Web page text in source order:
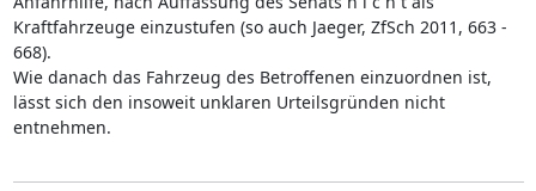
Kraftfahrzeuge einzustufen (so auch Jaeger, ZfSch 2011, 663 -
668).
Wie danach das Fahrzeug des Betroffenen einzuordnen ist,
lässt sich den insoweit unklaren Urteilsgründen nicht
entnehmen.